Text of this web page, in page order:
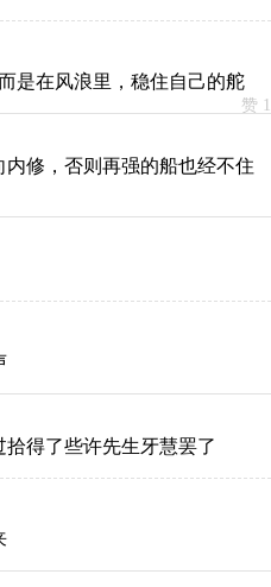
是在风浪里，稳住自己的舵
赞 1
修，否则再强的船也经不住
得了些许先生牙慧罢了